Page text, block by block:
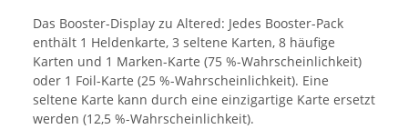
Das Booster-Display zu Altered: Jedes Booster-Pack
enthält 1 Heldenkarte, 3 seltene Karten, 8 häufige
Karten und 1 Marken-Karte (75 %-Wahrscheinlichkeit)
oder 1 Foil-Karte (25 %-Wahrscheinlichkeit). Eine
seltene Karte kann durch eine einzigartige Karte ersetzt
werden (12,5 %-Wahrscheinlichkeit).